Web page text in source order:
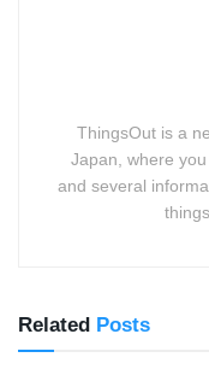
ThingsOut is a
Japan, where
and several
Related Posts